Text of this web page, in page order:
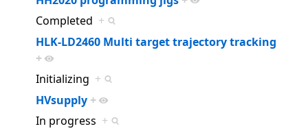
Completed +
HLK-LD2460 Multi target trajectory tracking
+
Initializing +
HVsupply +
In progress +